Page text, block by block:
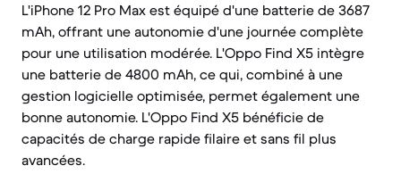
L'iPhone 12 Pro Max est équipé d'une batterie de 3687
mAh, offrant une autonomie d'une journée complète
pour une utilisation modérée. L'Oppo Find X5 intègre
une batterie de 4800 mAh, ce qui, combiné à une
gestion logicielle optimisée, permet également une
bonne autonomie. L'Oppo Find X5 bénéficie de
capacités de charge rapide filaire et sans fil plus
avancées.